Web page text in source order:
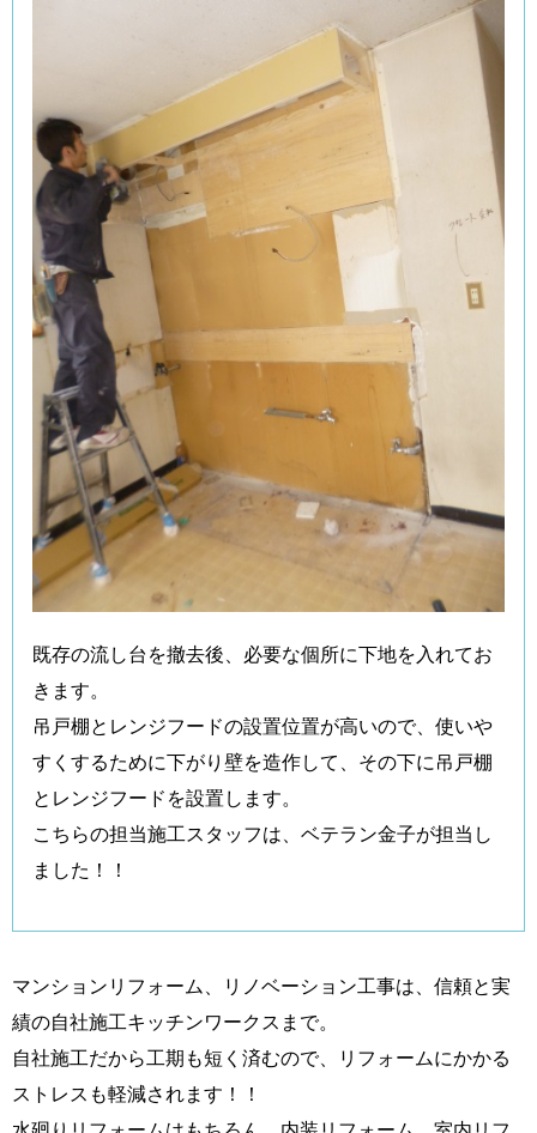
既存の流し台を撤去後、必要な個所に下地を入れてお
きます。
吊戸棚とレンジフードの設置位置が高いので、使いや
すくするために下がり壁を造作して、その下に吊戸棚
とレンジフードを設置します。
こちらの担当施工スタッフは、ベテラン金子が担当し
ました！！
マンションリフォーム、リノベーション工事は、信頼と実
績の自社施工キッチンワークスまで。
自社施工だから工期も短く済むので、リフォームにかかる
ストレスも軽減されます！！